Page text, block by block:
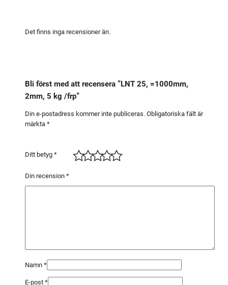
Det finns inga recensioner än.
Bli först med att recensera ”LNT 25, =1000mm,
2mm, 5 kg /frp”
Din e-postadress kommer inte publiceras. Obligatoriska fält är
märkta *
Ditt betyg *
Din recension *
Namn *
E-post *